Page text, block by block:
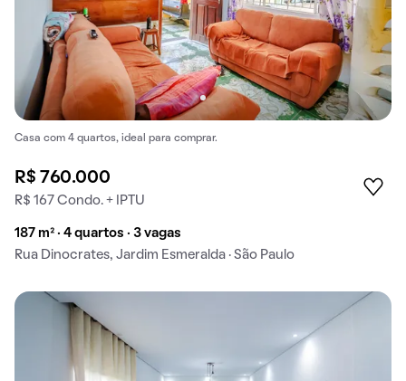
Casa com 4 quartos, ideal para comprar.
R$ 760.000
R$ 167 Condo. + IPTU
187 m² · 4 quartos · 3 vagas
Rua Dinocrates, Jardim Esmeralda · São Paulo